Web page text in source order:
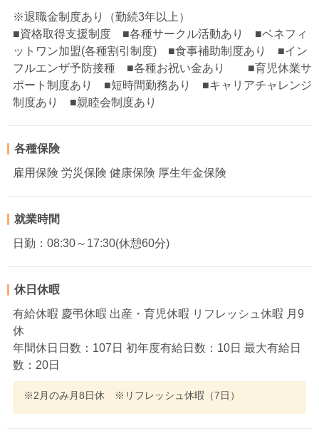
※退職金制度あり（勤続3年以上）
■資格取得支援制度 ■各種サークル活動あり ■ベネフィ
ットワン加盟(各種割引制度) ■食事補助制度あり ■イン
フルエンザ予防接種 ■各種お祝い金あり ■育児休業サ
ポート制度あり ■短時間勤務あり ■キャリアチャレンジ
制度あり ■親睦会制度あり
各種保険
雇用保険 労災保険 健康保険 厚生年金保険
就業時間
日勤：08:30～17:30(休憩60分)
休日休暇
有給休暇 慶弔休暇 出産・育児休暇 リフレッシュ休暇 月9
休
年間休日日数：107日 初年度有給日数：10日 最大有給日
数：20日
※2月のみ月8日休 ※リフレッシュ休暇（7日）